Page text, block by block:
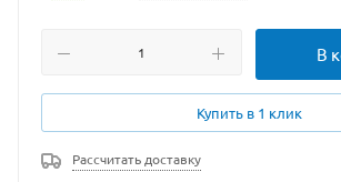
В
Купить в 1 клик
Рассчитать доставку